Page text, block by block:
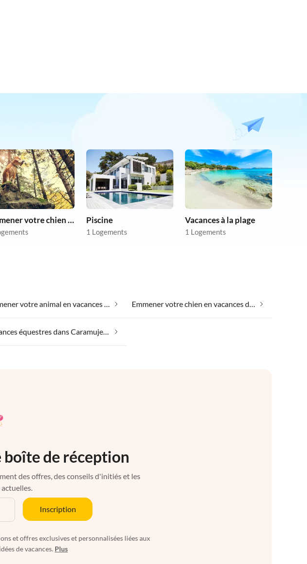
Emmener votre chien en vacances Piscine
1 Logements
Vacances à la plage
1 Logements
Emmener votre animal en vacances dans Caramujeira Emmener votre chien en vacances dans Caramujeira
Vacances équestres dans Caramujeira
boîte de réception
des offres, des conseils d'initiés et les
Inscription
et offres exclusives et personnalisées liées aux
de vacances. Plus